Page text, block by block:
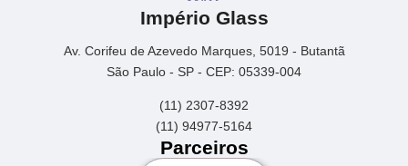
Império Glass
Av. Corifeu de Azevedo Marques, 5019 - Butantã
São Paulo - SP - CEP: 05339-004
(11) 2307-8392
(11) 94977-5164
Parceiros